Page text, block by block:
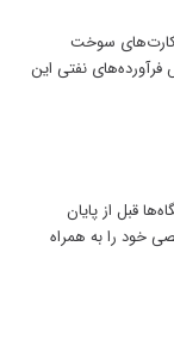
کارت‌های سوخت
نفتی این
قبل از پایان
خود را به همراه